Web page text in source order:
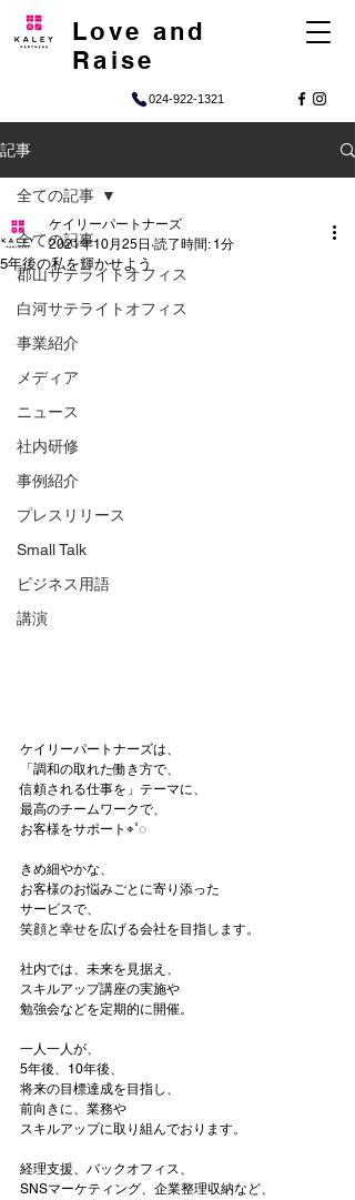
024-922-1321
Love and
Raise
記事
全ての記事
郡山サテライトオフィス
白河サテライトオフィス
事業紹介
メディア
ニュース
社内研修
事例紹介
プレスリリース
Small Talk
ビジネス用語
講演
全ての記事
5年後の私を輝かせよう
ケイリーパートナーズ
2021年10月25日 読了時間: 1分
ケイリーパートナーズは、
「調和の取れた働き方で、
信頼される仕事を」テーマに、
最高のチームワークで、
お客様をサポート⌖˚◌
きめ細やかな、
お客様のお悩みごとに寄り添った
サービスで、
笑顔と幸せを広げる会社を目指します。
社内では、未来を見据え、
スキルアップ講座の実施や
勉強会などを定期的に開催。
一人一人が、
5年後、10年後、
将来の目標達成を目指し、
前向きに、業務や
スキルアップに取り組んでおります。
経理支援、バックオフィス、
SNSマーケティング、企業整理収納など、